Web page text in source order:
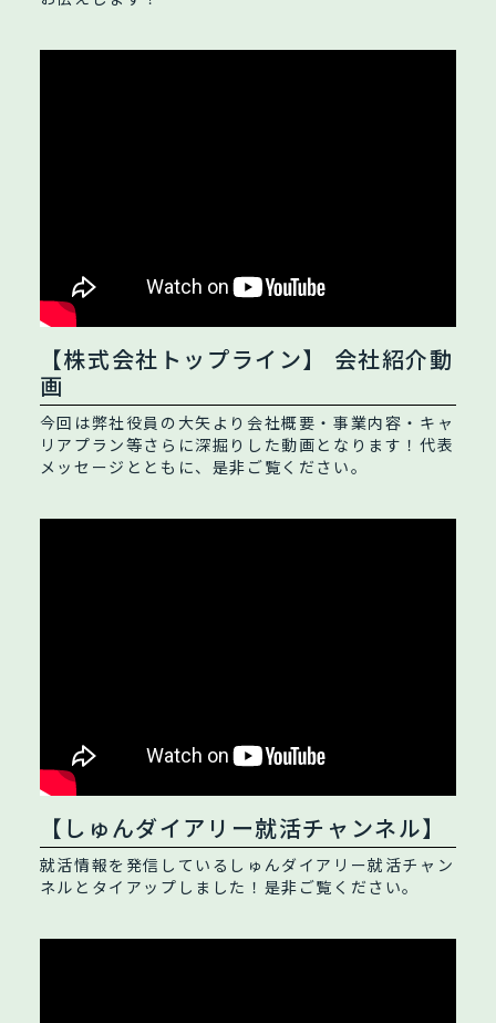
【株式会社トップライン】 会社紹介動
画
今回は弊社役員の大矢より会社概要・事業内容・キャ
リアプラン等さらに深掘りした動画となります！代表
メッセージとともに、是非ご覧ください。
【しゅんダイアリー就活チャンネル】
就活情報を発信しているしゅんダイアリー就活チャン
ネルとタイアップしました！是非ご覧ください。